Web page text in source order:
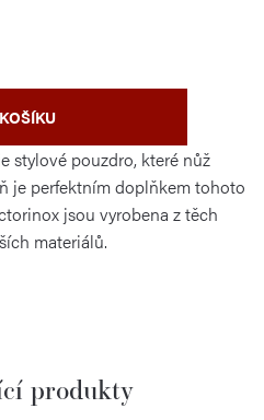
stylové pouzdro, které nůž
je perfektním doplňkem tohoto
jsou vyrobena z těch
materiálů.
produkty